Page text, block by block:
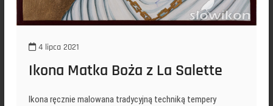
4 lipca 2021
Ikona Matka Boża z La Salette
Ikona ręcznie malowana tradycyjną techniką tempery